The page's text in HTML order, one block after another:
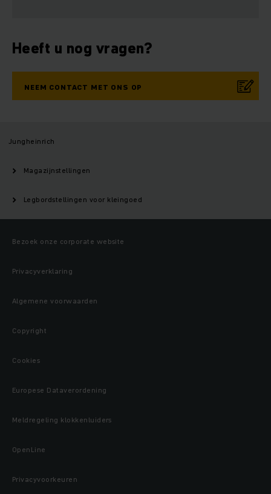
Heeft u nog vragen?
NEEM CONTACT MET ONS OP
Jungheinrich
Magazijnstellingen
Legbordstellingen voor kleingoed
Bezoek onze corporate website
Privacyverklaring
Algemene voorwaarden
Copyright
Cookies
Europese Dataverordening
Meldregeling klokkenluiders
OpenLine
Privacyvoorkeuren